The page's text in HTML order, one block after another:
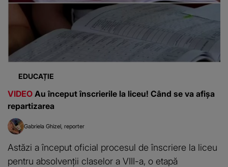
EDUCAȚIE
VIDEO Au început înscrierile la liceu! Când se va afișa
repartizarea
Gabriela Ghizel reporter
Astăzi a început oficial procesul de înscriere la liceu
pentru absolvenții claselor a VIII-a, o etapă